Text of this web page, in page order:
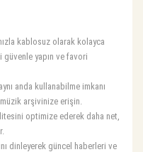
kablosuz olarak kolayca
yapın ve favori
anda kullanabilme imkanı
arşivinize erişin.
optimize ederek daha net,
dinleyerek güncel haberleri ve